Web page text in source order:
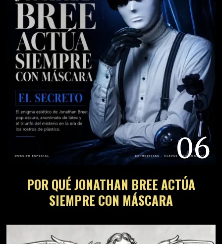
06
POR QUÉ JONATHAN BREE ACTÚA
SIEMPRE CON MÁSCARA